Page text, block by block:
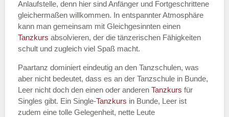
Anlaufstelle, denn hier sind Anfänger und Fortgeschrittene
gleichermaßen willkommen. In entspannter Atmosphäre
kann man gemeinsam mit Gleichgesinnten einen
Tanzkurs absolvieren, der die tänzerischen Fähigkeiten
schult und zugleich viel Spaß macht.
Paartanz dominiert eindeutig an den Tanzschulen, was
aber nicht bedeutet, dass es an der Tanzschule in Bunde,
Leer nicht doch den einen oder anderen Tanzkurs für
Singles gibt. Ein Single-Tanzkurs in Bunde, Leer ist
zudem eine tolle Gelegenheit, nette Leute